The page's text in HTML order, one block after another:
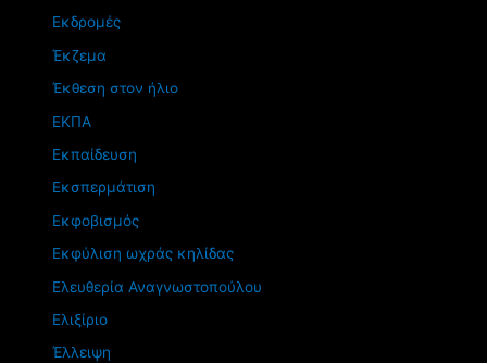
Εκδρομές
Έκζεμα
Έκθεση στον ήλιο
ΕΚΠΑ
Εκπαίδευση
Εκσπερμάτιση
Εκφοβισμός
Εκφύλιση ωχράς κηλίδας
Ελευθερία Αναγνωστοπούλου
Ελιξίριο
Έλλειψη